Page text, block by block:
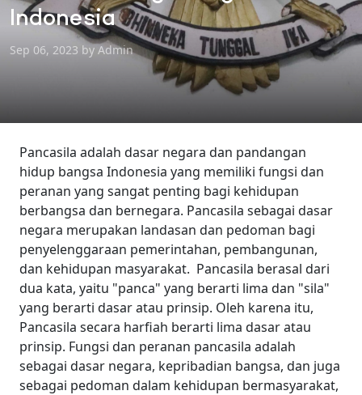
Indonesia
Sep 06, 2023 by Admin
Pancasila adalah dasar negara dan pandangan
hidup bangsa Indonesia yang memiliki fungsi dan
peranan yang sangat penting bagi kehidupan
berbangsa dan bernegara. Pancasila sebagai dasar
negara merupakan landasan dan pedoman bagi
penyelenggaraan pemerintahan, pembangunan,
dan kehidupan masyarakat. Pancasila berasal dari
dua kata, yaitu "panca" yang berarti lima dan "sila"
yang berarti dasar atau prinsip. Oleh karena itu,
Pancasila secara harfiah berarti lima dasar atau
prinsip. Fungsi dan peranan pancasila adalah
sebagai dasar negara, kepribadian bangsa, dan juga
sebagai pedoman dalam kehidupan bermasyarakat,